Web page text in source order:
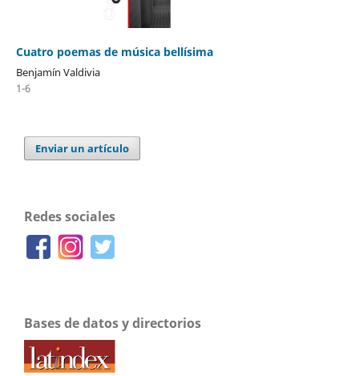
Cuatro poemas de música bellísima
Benjamín Valdivia
1-6
Enviar un artículo
Redes sociales
Bases de datos y directorios